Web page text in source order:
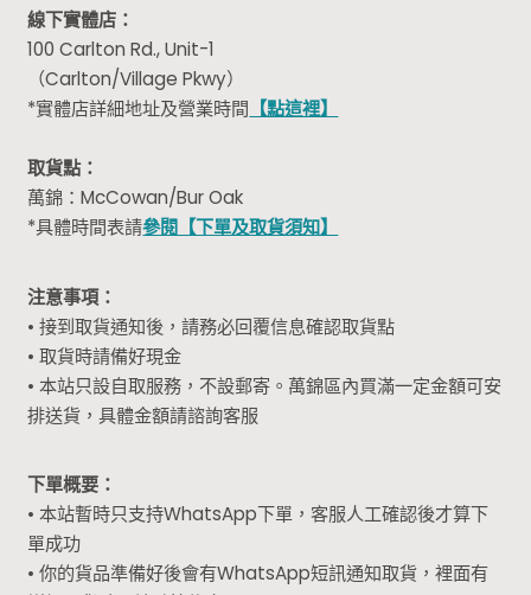
線下實體店：
100 Carlton Rd., Unit-1
（Carlton/Village Pkwy）
*實體店詳細地址及營業時間 【點這裡】
取貨點：
萬錦：McCowan/Bur Oak
*具體時間表請參閱【下單及取貨須知】
注意事項：
• 接到取貨通知後，請務必回覆信息確認取貨點
• 取貨時請備好現金
• 本站只設自取服務，不設郵寄。萬錦區內買滿一定金額可安
排送貨，具體金額請諮詢客服
下單概要：
• 本站暫時只支持WhatsApp下單，客服人工確認後才算下
單成功
• 你的貨品準備好後會有WhatsApp短訊通知取貨，裡面有